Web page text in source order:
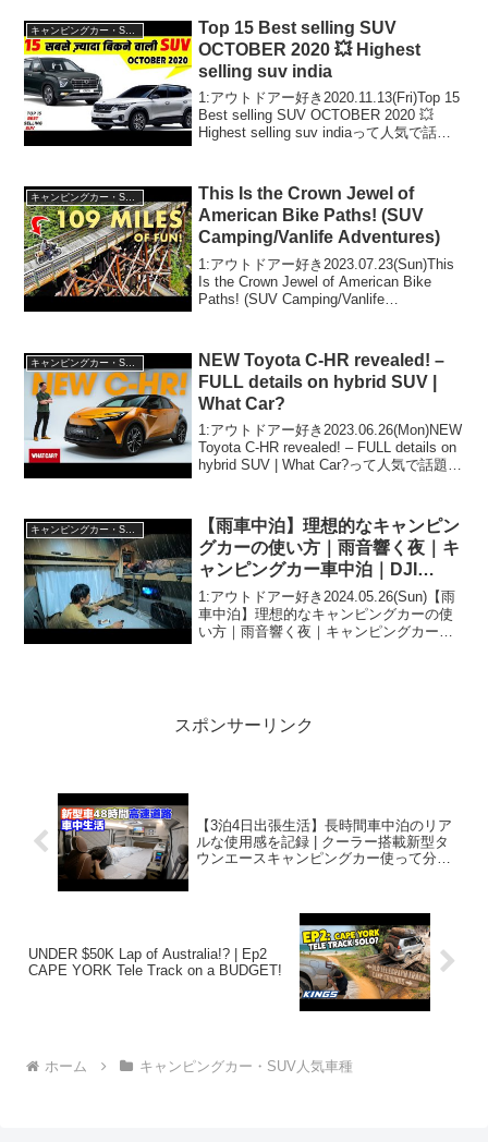
2021.09.01(Wed)この動画は注...
キャンピングカー・SUV人気車種
Top 15 Best selling SUV
OCTOBER 2020 💥 Highest
selling suv india
1:アウトドアー好き2020.11.13(Fri)Top 15
Best selling SUV OCTOBER 2020 💥
Highest selling suv indiaって人気で話題
This Is the Crown Jewel of
American Bike Paths! (SUV
Camping/Vanlife Adventures)
1:アウトドアー好き2023.07.23(Sun)This
Is the Crown Jewel of American Bike
Paths! (SUV Camping/Vanlife
キャンピングカー・SUV人気車種
NEW Toyota C-HR revealed! –
FULL details on hybrid SUV |
What Car?
1:アウトドアー好き2023.06.26(Mon)NEW
Toyota C-HR revealed! – FULL details on
hybrid SUV | What Car?って人気で話題ら
【雨車中泊】理想的なキャンピン
グカーの使い方｜雨音響く夜｜キ
ャンピングカー車中泊｜DJI
Power 1000 & power 500
1:アウトドアー好き2024.05.26(Sun)【雨
車中泊】理想的なキャンピングカーの使
い方｜雨音響く夜｜キャンピングカー車
スポンサーリンク
【3泊4日出張生活】長時間車中泊のリア
ルな使用感を記録 | クーラー搭載新型タ
ウンエースキャンピングカー使って分か
UNDER $50K Lap of Australia!? | Ep2
CAPE YORK Tele Track on a BUDGET!
ホーム キャンピングカー・SUV人気車種